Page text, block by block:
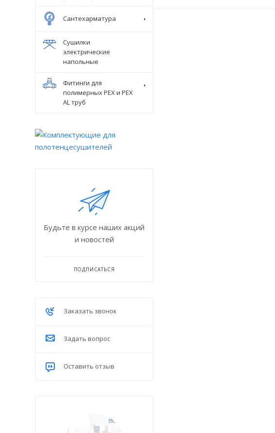
Сантехарматура
Сушилки
электрические
напольные
Фитинги для
полимерных PEX и PEX
AL труб
Будьте в курсе наших акций
и новостей
ПОДПИСАТЬСЯ
Заказать звонок
Задать вопрос
Оставить отзыв